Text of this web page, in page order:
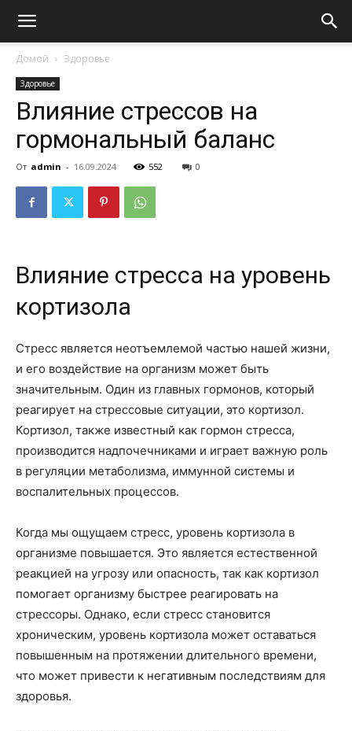
Домой Здоровье
Здоровье
Влияние стрессов на
гормональный баланс
От admin - 16.09.2024 552 0
Влияние стресса на уровень
кортизола
Стресс является неотъемлемой частью нашей жизни,
и его воздействие на организм может быть
значительным. Один из главных гормонов, который
реагирует на стрессовые ситуации, это кортизол.
Кортизол, также известный как гормон стресса,
производится надпочечниками и играет важную роль
в регуляции метаболизма, иммунной системы и
воспалительных процессов.
Когда мы ощущаем стресс, уровень кортизола в
организме повышается. Это является естественной
реакцией на угрозу или опасность, так как кортизол
помогает организму быстрее реагировать на
стрессоры. Однако, если стресс становится
хроническим, уровень кортизола может оставаться
повышенным на протяжении длительного времени,
что может привести к негативным последствиям для
здоровья.